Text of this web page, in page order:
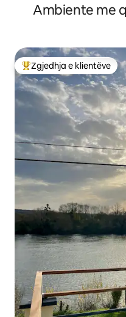
Ambiente me
Më të mirat e zgjedhjeve
Zgjedhja e klientëve